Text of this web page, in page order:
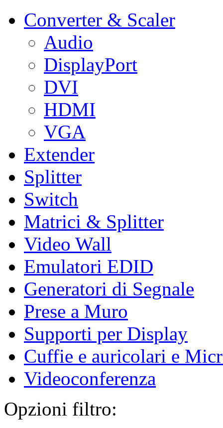
Converter & Scaler
Audio
DisplayPort
DVI
HDMI
VGA
Extender
Splitter
Switch
Matrici & Splitter
Video Wall
Emulatori EDID
Generatori di Segnale
Prese a Muro
Supporti per Display
Cuffie e auricolari e
Videoconferenza
Opzioni filtro: